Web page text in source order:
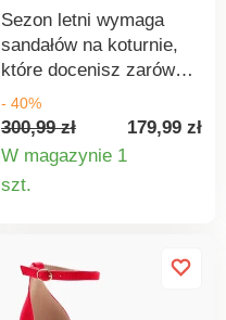
mleczka toaletowego
naniesionego na
bawełniany wacik.
Sezon letni wymaga
sandałów na koturnie,
które docenisz zarówno
w mieście, jak i na
plaży. Sandały na
koturnie marki Jana.
Pasek z klamrą wokół
kostki. Klinowy obcas
obcas o wyglądzie
korka. Wzorzysta,
- 40%
300,99 zł
179,99 zł
W magazynie 1
szt.